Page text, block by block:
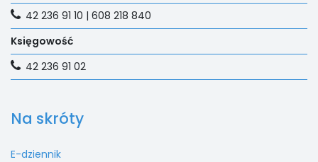
Na skróty
E-dziennik
42 236 91 10 | 608 218 840
Księgowość
42 236 91 02